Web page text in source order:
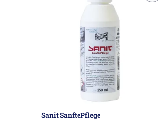
Sanit SanftePflege